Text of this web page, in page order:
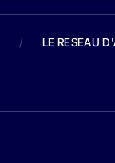
/ LE RESEAU